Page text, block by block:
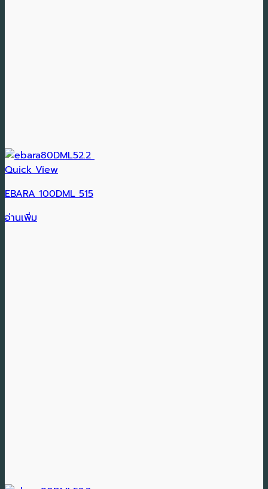
Quick View
EBARA 100DML 515
อ่านเพิ่ม